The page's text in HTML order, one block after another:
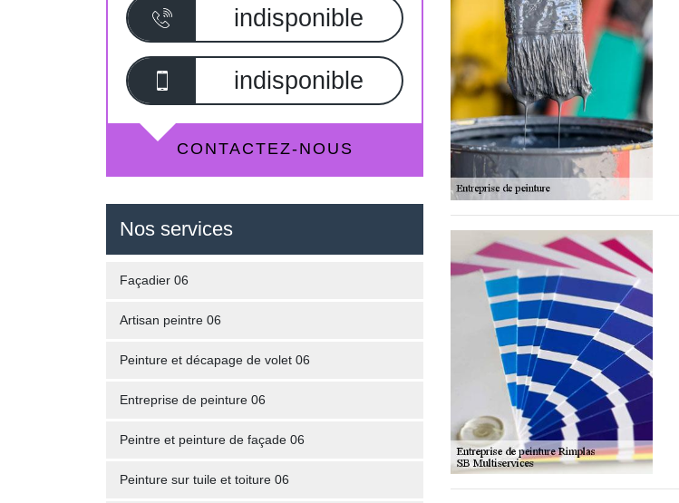
indisponible
indisponible
CONTACTEZ-NOUS
Nos services
Façadier 06
Artisan peintre 06
Peinture et décapage de volet 06
Entreprise de peinture 06
Peintre et peinture de façade 06
Peinture sur tuile et toiture 06